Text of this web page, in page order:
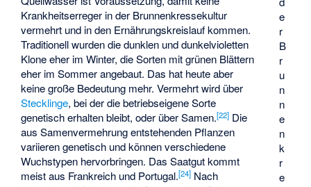
e
r
B
r
u
n
n
e
n
k
r
e
Krankheitserreger in der Brunnenkressekultur
vermehrt und in den Ernährungskreislauf kommen.
Traditionell wurden die dunklen und dunkelvioletten
Klone eher im Winter, die Sorten mit grünen Blättern
eher im Sommer angebaut. Das hat heute aber
keine große Bedeutung mehr. Vermehrt wird über
Stecklinge, bei der die betriebseigene Sorte
genetisch erhalten bleibt, oder über Samen.[22] Die
aus Samenvermehrung entstehenden Pflanzen
variieren genetisch und können verschiedene
Wuchstypen hervorbringen. Das Saatgut kommt
meist aus Frankreich und Portugal.[24] Nach